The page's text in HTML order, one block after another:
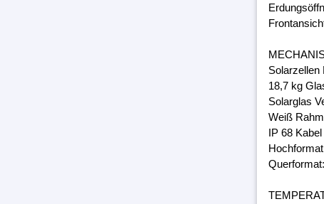
Solarzellen
18,7 kg
Solarglas
Weiß
IP 68